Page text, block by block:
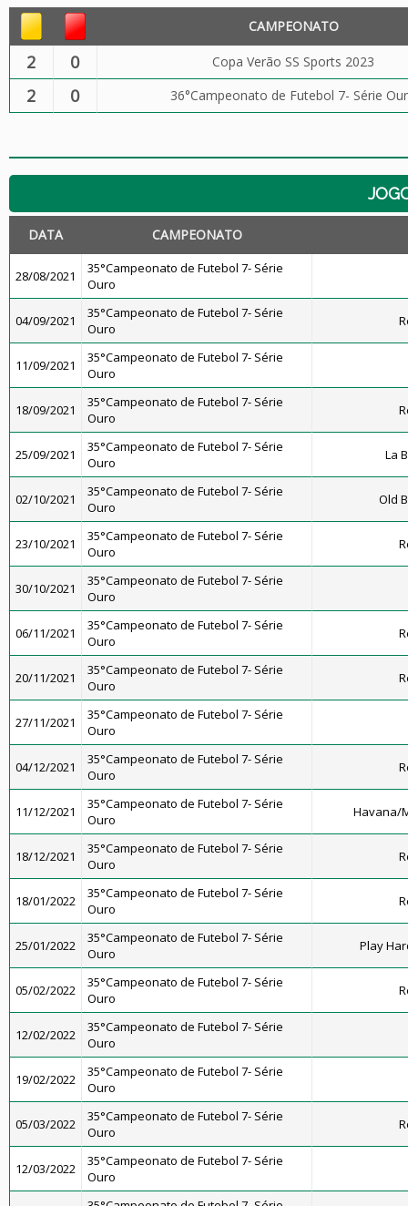
CAMPEONATO
2 0 Copa Verão SS Sports 2023
2 0 36°Campeonato de Futebol 7- Série
DATA CAMPEONATO
28/08/2021
35°Campeonato de Futebol 7- Série
Ouro
04/09/2021
35°Campeonato de Futebol 7- Série
Ouro
11/09/2021
35°Campeonato de Futebol 7- Série
Ouro
18/09/2021
35°Campeonato de Futebol 7- Série
Ouro
25/09/2021
35°Campeonato de Futebol 7- Série
Ouro
La
02/10/2021
35°Campeonato de Futebol 7- Série
Ouro
Old
23/10/2021
35°Campeonato de Futebol 7- Série
Ouro
30/10/2021
35°Campeonato de Futebol 7- Série
Ouro
06/11/2021
35°Campeonato de Futebol 7- Série
Ouro
20/11/2021
35°Campeonato de Futebol 7- Série
Ouro
27/11/2021
35°Campeonato de Futebol 7- Série
Ouro
04/12/2021
35°Campeonato de Futebol 7- Série
Ouro
11/12/2021
35°Campeonato de Futebol 7- Série
Ouro
Havana/
18/12/2021
35°Campeonato de Futebol 7- Série
Ouro
18/01/2022
35°Campeonato de Futebol 7- Série
Ouro
25/01/2022
35°Campeonato de Futebol 7- Série
Ouro
Play
05/02/2022
35°Campeonato de Futebol 7- Série
Ouro
12/02/2022
35°Campeonato de Futebol 7- Série
Ouro
19/02/2022
35°Campeonato de Futebol 7- Série
Ouro
05/03/2022
35°Campeonato de Futebol 7- Série
Ouro
12/03/2022
35°Campeonato de Futebol 7- Série
Ouro